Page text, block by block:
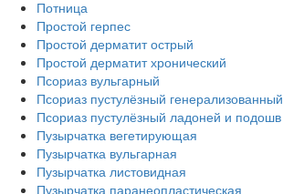
Потница
Простой герпес
Простой дерматит острый
Простой дерматит хронический
Псориаз вульгарный
Псориаз пустулёзный генерализованный
Псориаз пустулёзный ладоней и подошв
Пузырчатка вегетирующая
Пузырчатка вульгарная
Пузырчатка листовидная
Пузырчатка паранеопластическая